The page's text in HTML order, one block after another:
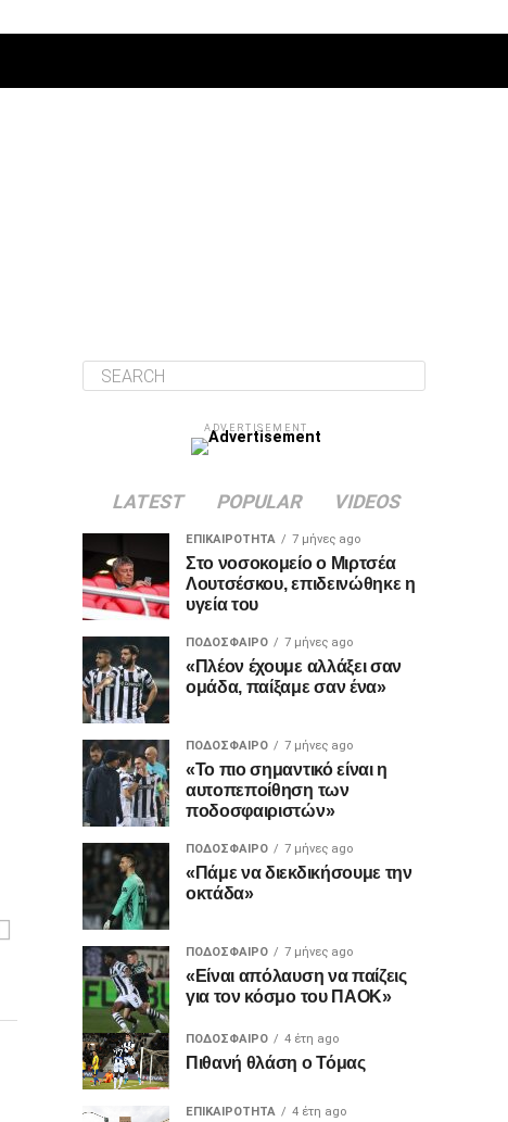
ADVERTISEMENT
LATEST POPULAR VIDEOS
ΕΠΙΚΑΙΡΌΤΗΤΑ 7 μήνες ago
Στο νοσοκομείο ο Μιρτσέα
Λουτσέσκου, επιδεινώθηκε η
υγεία του
ΠΟΔΌΣΦΑΙΡΟ 7 μήνες ago
«Πλέον έχουμε αλλάξει σαν
ομάδα, παίξαμε σαν ένα»
ΠΟΔΌΣΦΑΙΡΟ 7 μήνες ago
«Το πιο σημαντικό είναι η
αυτοπεποίθηση των
ποδοσφαιριστών»
ΠΟΔΌΣΦΑΙΡΟ 7 μήνες ago
«Πάμε να διεκδικήσουμε την
οκτάδα»
ΠΟΔΌΣΦΑΙΡΟ 7 μήνες ago
«Είναι απόλαυση να παίζεις
για τον κόσμο του ΠΑΟΚ»
ΠΟΔΌΣΦΑΙΡΟ 4 έτη ago
Πιθανή θλάση ο Τόμας
ΕΠΙΚΑΙΡΌΤΗΤΑ 4 έτη ago